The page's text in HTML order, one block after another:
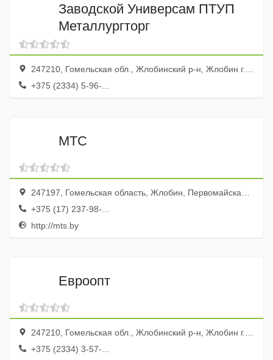
Заводской Универсам ПТУП
Металлургторг
247210, Гомельская обл., Жлобинский р-н, Жлобин г., Микрорайон-19, 5а
+375 (2334) 5-96-...
МТС
247197, Гомельская область, Жлобин, Первомайская улица, 52
+375 (17) 237-98-...
http://mts.by
Евроопт
247210, Гомельская обл., Жлобинский р-н, Жлобин г., 2-й микрорайон, 12, пом. 1
+375 (2334) 3-57-...